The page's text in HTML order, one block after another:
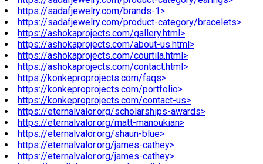
https://sadafjewelry.com/brands-1>
https://sadafjewelry.com/product-category/bracelets>
https://ashokaprojects.com/gallery.html>
https://ashokaprojects.com/about-us.html>
https://ashokaprojects.com/courtila.html>
https://ashokaprojects.com/contact.html>
https://konkeproprojects.com/faqs>
https://konkeproprojects.com/portfolio>
https://konkeproprojects.com/contact-us>
https://eternalvalor.org/scholarships-awards>
https://eternalvalor.org/matt-manoukian>
https://eternalvalor.org/shaun-blue>
https://eternalvalor.org/james-cathey>
https://eternalvalor.org/james-cathey>